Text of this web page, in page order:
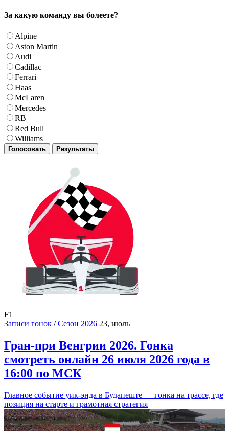
За какую команду вы болеете?
Alpine
Aston Martin
Audi
Cadillac
Ferrari
Haas
McLaren
Mercedes
RB
Red Bull
Williams
Голосовать Результаты
F1
Записи гонок /Сезон 2026 23, июль
Гран-при Венгрии 2026. Гонка
смотреть онлайн 26 июля 2026 года в
16:00 по МСК
Главное событие уик-энда в Будапеште — гонка на трассе, где
позиция на старте и грамотная стратегия